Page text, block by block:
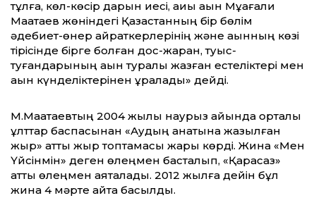
тұлға, көл-көсір дарын иесі, ақиық ақын Мұқағали
Мақатаев жөніндегі Қазақстанның бір бөлім
әдебиет-өнер қайраткерлерінің және ақынның көзі
тірісінде бірге болған дос-жаран, туыс-
туғандарының ақын туралы жазған естеліктері мен
ақын күнделіктерінен құралады» дейді.
М.Мақатаевтың 2004 жылы наурыз айында орталық
ұлттар баспасынан «Аққудың қанатына жазылған
жыр» атты жыр топтамасы жарық көрді. Жинақ «Мен
Үйсінмін» деген өлеңмен басталып, «Қарасаз»
атты өлеңмен аяқталады. 2012 жылға дейін бұл
жинақ 4 мәрте қайта басылды.